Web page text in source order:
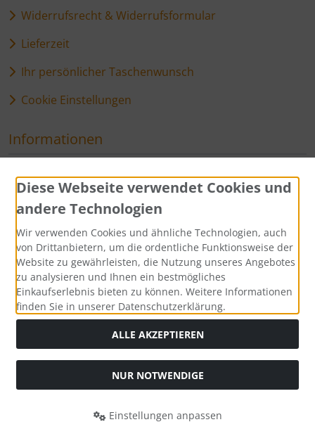
Widerrufsrecht & Widerrufsformular
Lieferzeit
Ihr persönlicher Taschenwunsch
Cookie Einstellungen
Informationen
Sitemap
Zahlungsmethoden
Diese Webseite verwendet Cookies und
andere Technologien
Wir verwenden Cookies und ähnliche Technologien, auch
von Drittanbietern, um die ordentliche Funktionsweise der
Website zu gewährleisten, die Nutzung unseres Angebotes
zu analysieren und Ihnen ein bestmögliches
Einkaufserlebnis bieten zu können. Weitere Informationen
finden Sie in unserer Datenschutzerklärung.
ALLE AKZEPTIEREN
NUR NOTWENDIGE
Einstellungen anpassen